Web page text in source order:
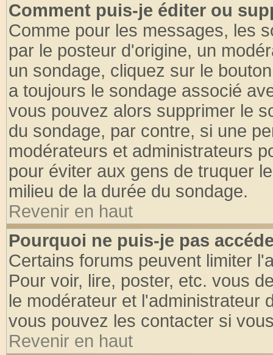
Comment puis-je éditer ou
Comme pour les messages, les
par le posteur d'origine, un
un sondage, cliquez sur le
a toujours le sondage associé
vous pouvez alors supprimer le
du sondage, par contre, si une
modérateurs et administrateurs
pour éviter aux gens de truquer
milieu de la durée du sondage.
Revenir en haut
Pourquoi ne puis-je pas
Certains forums peuvent limiter
Pour voir, lire, poster, etc. vous
le modérateur et l'administrateur
vous pouvez les contacter si
Revenir en haut